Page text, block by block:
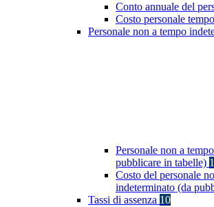
Conto annuale del
Costo personale
Personale non a tempo
Personale non a
pubblicare in tabelle)
Costo del personale
indeterminato (da
Tassi di assenza 10